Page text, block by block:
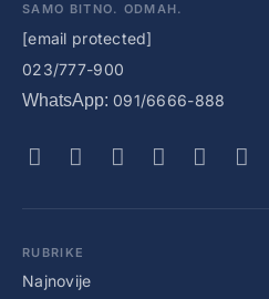
SAMO BITNO. ODMAH.
[email protected]
023/777-900
WhatsApp: 091/6666-888
RUBRIKE
Najnovije